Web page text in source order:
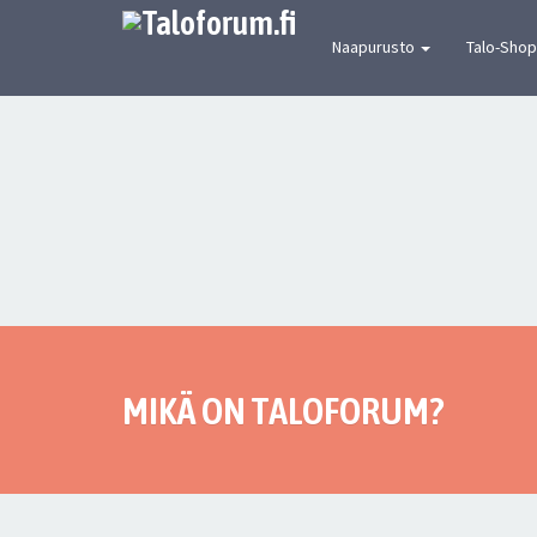
Naapurusto Talo-Shop
[urbaanin keskustelun mekka] Suomen
MIKÄ ON TALOFORUM?